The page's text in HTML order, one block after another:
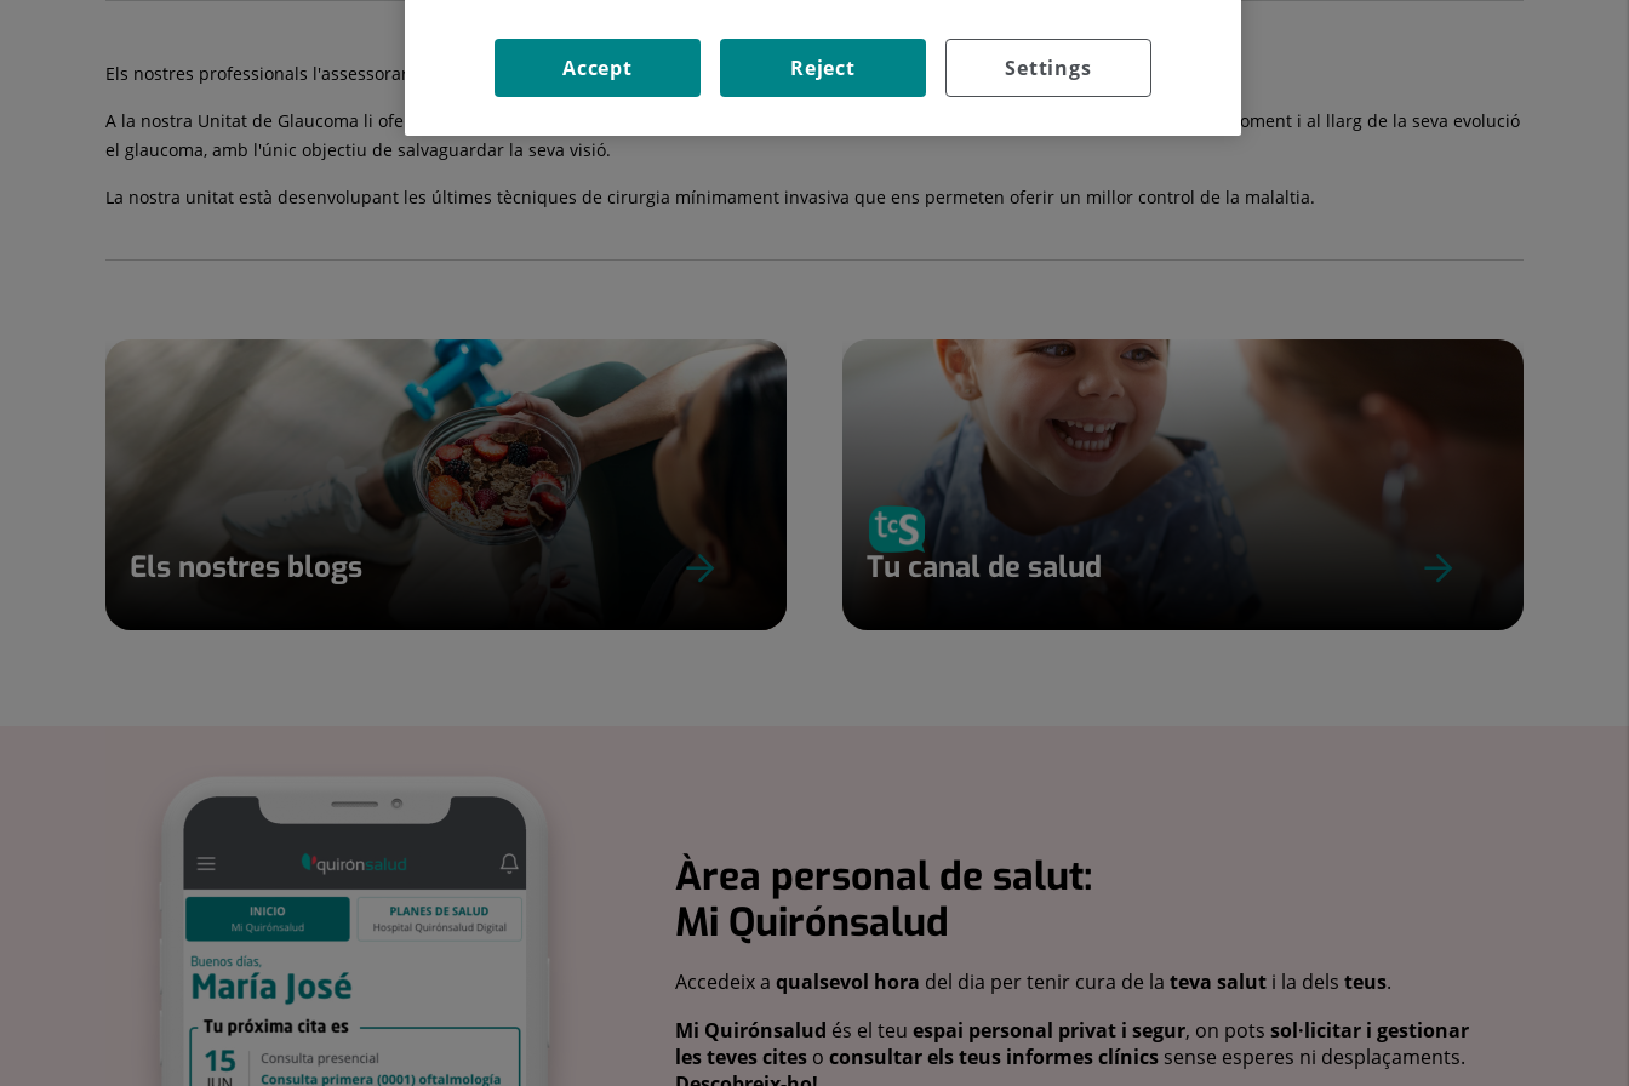
Els nostres professionals l'assessoraran, donant-li tota la informació que necessita per conèixer i comprendre millor aquesta malaltia.
A la nostra Unitat de Glaucoma li oferirem i aconsellarem sobre els millors tractaments mèdics i quirúrgics disponibles per tractar en tot moment i al llarg de la seva evolució
el glaucoma, amb l'únic objectiu de salvaguardar la seva visió.
La nostra unitat està desenvolupant les últimes tècniques de cirurgia mínimament invasiva que ens permeten oferir un millor control de la malaltia.
Els nostres blogs Tu canal de salud
Àrea personal de salut:
Mi Quirónsalud
Accedeix a qualsevol hora del dia per tenir cura de la teva salut i la dels teus.
Mi Quirónsalud és el teu espai personal privat i segur, on pots sol·licitar i gestionar
les teves cites o consultar els teus informes clínics sense esperes ni desplaçaments.
Settings
Reject
Accept